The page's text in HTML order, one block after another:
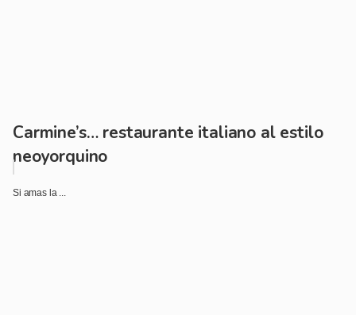
Carmine’s… restaurante italiano al estilo
neoyorquino
Si amas la ...